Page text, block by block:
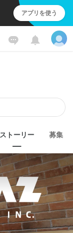
アプリを使う
ストーリー 募集